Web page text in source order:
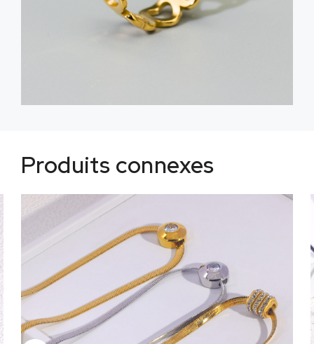
Produits connexes